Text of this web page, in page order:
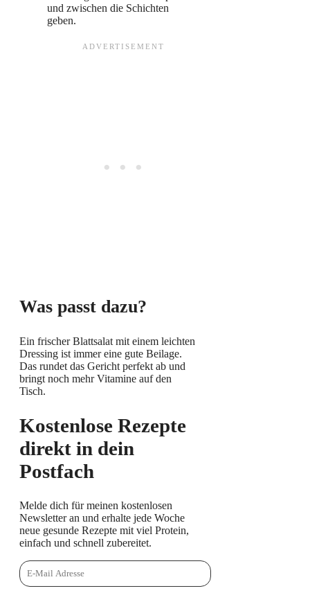
und zwischen die Schichten
geben.
Was passt dazu?
Ein frischer Blattsalat mit einem leichten
Dressing ist immer eine gute Beilage.
Das rundet das Gericht perfekt ab und
bringt noch mehr Vitamine auf den
Tisch.
Kostenlose Rezepte
direkt in dein
Postfach
Melde dich für meinen kostenlosen
Newsletter an und erhalte jede Woche
neue gesunde Rezepte mit viel Protein,
einfach und schnell zubereitet.